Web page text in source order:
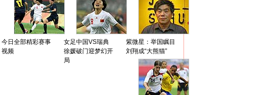
今日全部精彩赛事
视频
女足中国VS瑞典
徐媛破门迎梦幻开
局
紫微星：举国瞩目
刘翔成“大熊猫”